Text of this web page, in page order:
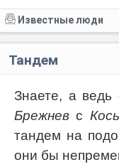
Известные люди
Тандем
Знаете, а
Брежневс
тандем на
они бы